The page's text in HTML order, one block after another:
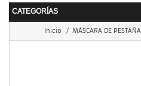
CATEGORÍAS
Inicio / MÁSCARA DE